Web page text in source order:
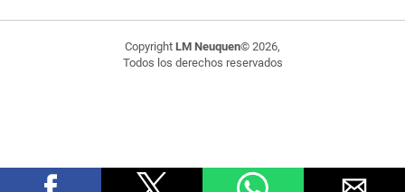
Copyright LM Neuquen© 2026,
Todos los derechos reservados